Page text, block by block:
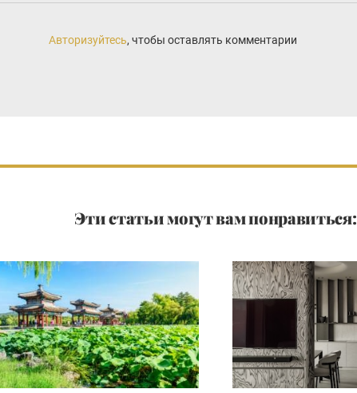
Авторизуйтесь, чтобы оставлять комментарии
Эти статьи могут вам понравиться: